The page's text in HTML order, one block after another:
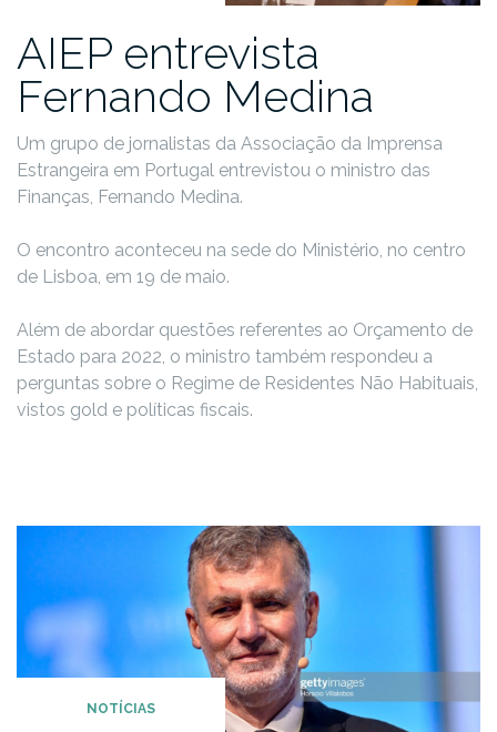
AIEP entrevista
Fernando Medina
Um grupo de jornalistas da Associação da Imprensa
Estrangeira em Portugal entrevistou o ministro das
Finanças, Fernando Medina.
O encontro aconteceu na sede do Ministério, no centro
de Lisboa, em 19 de maio.
Além de abordar questões referentes ao Orçamento de
Estado para 2022, o ministro também respondeu a
perguntas sobre o Regime de Residentes Não Habituais,
vistos gold e políticas fiscais.
NOTÍCIAS